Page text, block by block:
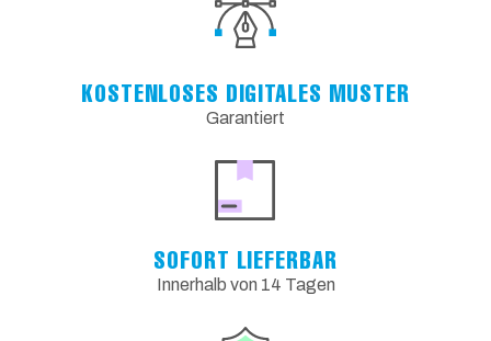
KOSTENLOSES DIGITALES MUSTER
Garantiert
SOFORT LIEFERBAR
Innerhalb von 14 Tagen